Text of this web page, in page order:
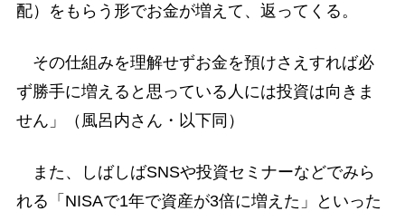
配）をもらう形でお金が増えて、返ってくる。
その仕組みを理解せずお金を預けさえすれば必
ず勝手に増えると思っている人には投資は向きま
せん」（風呂内さん・以下同）
また、しばしばSNSや投資セミナーなどでみら
れる「NISAで1年で資産が3倍に増えた」といった